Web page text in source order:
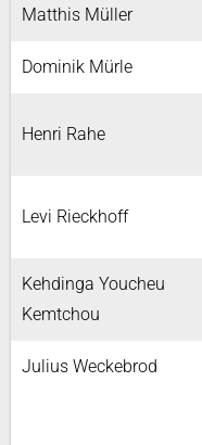
Matthis Müller
Dominik Mürle
Henri Rahe
Levi Rieckhoff
Kehdinga Youcheu
Kemtchou
Julius Weckebrod